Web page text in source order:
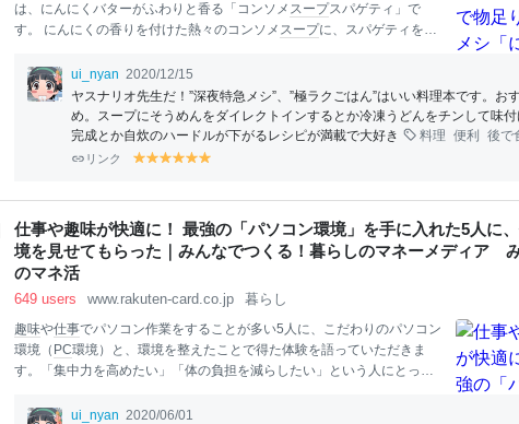
は、にんにくバターがふわりと香る「コンソメ スープスパゲティ」で
す。 にんにくの香りを付けた熱々のコンソメ スープに、スパゲティを乾
ンロのキッチンの方にもオススメです。 ヤスナリオの「にんにくバター
のコンソメスープスパゲティ」 材料：1人分 スパゲティ（1.7mm） 10
0g にんにく（スライス） 1かけ コンソメ スープの素（キューブタイ
プ） 2個 オリーブオイル 大さじ2 バター 1かけ（10g） 粗びきポー
クウインナー 2本 トマト（くし切り） 1/2個 レタス 葉1枚 粗びき黒
騰させる。 2. コンソメ
ui_nyan 2020/12/15
ヤスナリオ先生だ！”深夜特急メシ”、”極ラクごはん”はいい料理本です。お
め。スープにそうめんをダイレクトインするとか冷凍うどんをチンして味付
完成とか自炊のハードルが下がるレシピが満載で大好き
料理 便利 後で
リンク
y
lo
w
y
lo
w
y
lo
w
y
lo
y
lo
w
lo
w
仕事や趣味が快適に！ 最強の「パソコン環境」を手に入れた5人に
境を見せてもらった｜みんなでつくる！暮らしのマネーメディア
のマネ活
649 users www.rakuten-card.co.jp 暮らし
趣味や仕事でパソコン作業をすることが多い5人に、こだわりのパソコン
環境（ PC環境）と、環境を整えたことで得た体験を語っていただきま
す。「集中力を高めたい」「体の負担を減らしたい」という人にとって
す。 今や、 趣味でもパソコンを活用する時代。ブログの執筆に写真の取
ui_nyan 2020/06/01